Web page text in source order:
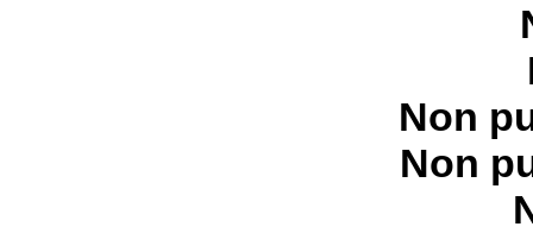
Non
Non